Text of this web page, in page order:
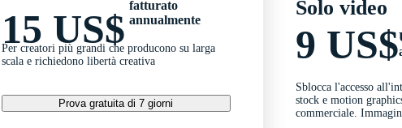
15 US$
fatturato
annualmente
Per creatori più grandi che producono su larga
scala e richiedono libertà creativa
Prova gratuita di 7 giorni
Solo video
9 US$
Sblocca l'accesso
stock e motion
commerciale.